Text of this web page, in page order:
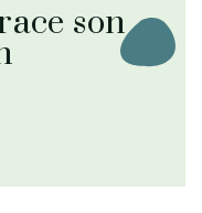
son